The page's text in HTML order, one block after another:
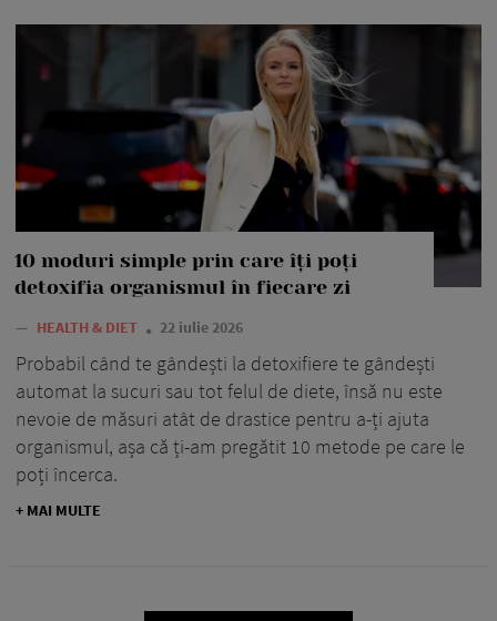
10 moduri simple prin care îți poți
detoxifia organismul în fiecare zi
— HEALTH & DIET 22 iulie 2026
Probabil când te gândești la detoxifiere te gândești
automat la sucuri sau tot felul de diete, însă nu este
nevoie de măsuri atât de drastice pentru a-ți ajuta
organismul, așa că ți-am pregătit 10 metode pe care le
poți încerca.
+ MAI MULTE